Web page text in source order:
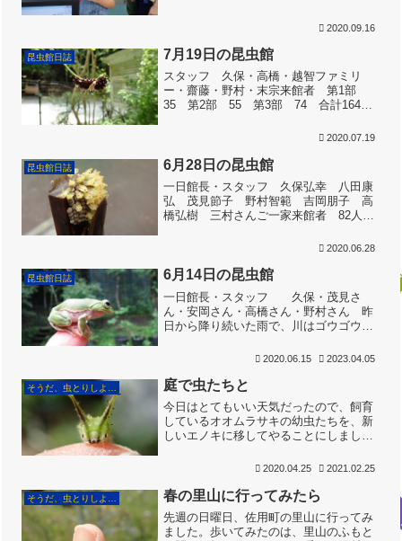
2020.09.16
昆虫館日誌 7月19日の昆虫館
スタッフ 久保・高橋・越智ファミリ
ー・齋藤・野村・末宗来館者 第1部
35 第2部 55 第3部 74 合計164
梅雨はまだ明けていないのですが、晴れ
りると、ブィーンと...
2020.07.19
昆虫館日誌 6月28日の昆虫館
一日館長・スタッフ 久保弘幸 八田康
弘 茂見節子 野村智範 吉岡朋子 高
橋弘樹 三村さんご一家来館者 82人
館に到着するころ、雨は上がり、空も少
していた八田さん、茂見...
2020.06.28
昆虫館日誌 6月14日の昆虫館
一日館長・スタッフ 久保・茂見さ
ん・安岡さん・高橋さん・野村さん 昨
日から降り続いた雨で、川はゴウゴウと
くなった枝を垂れている朝でした。久保
もう開館準備を進めてくれて...
2020.06.15 2023.04.05
そうだ、虫とりしよう！ 庭で虫たちと
今日はとてもいい天気だったので、飼育
しているオオムラサキの幼虫たちを、新
しいエノキに移してやることにしまし
な袋（１００円ショップで売っている洗
うしておかないと、鳥やアシ...
2020.04.25 2021.02.25
春の里山に行ってみたら
先週の日曜日、佐用町の里山に行ってみ
ました。歩いてみたのは、里山のふもと